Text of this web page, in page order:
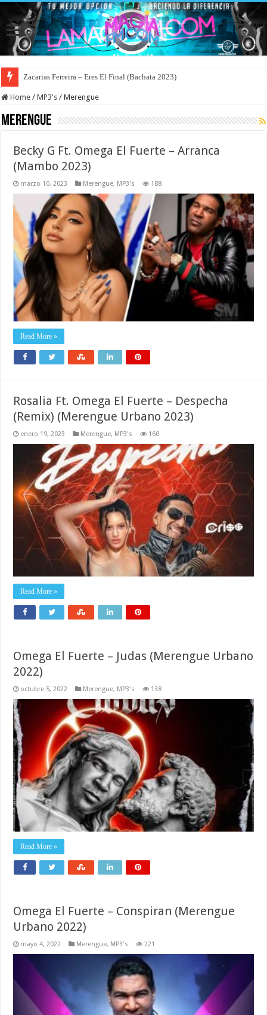
Zacarias Ferreira – Eres El Final (Bachata 2023)
Home / MP3's / Merengue
Merengue
Becky G Ft. Omega El Fuerte – Arranca
(Mambo 2023)
marzo 10, 2023 Merengue, MP3's 188
Read More »
Rosalia Ft. Omega El Fuerte – Despecha
(Remix) (Merengue Urbano 2023)
enero 19, 2023 Merengue, MP3's 160
Read More »
Omega El Fuerte – Judas (Merengue Urbano
2022)
octubre 5, 2022 Merengue, MP3's 138
Read More »
Omega El Fuerte – Conspiran (Merengue
Urbano 2022)
mayo 4, 2022 Merengue, MP3's 221